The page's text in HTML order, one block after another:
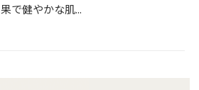
果で健やかな肌...